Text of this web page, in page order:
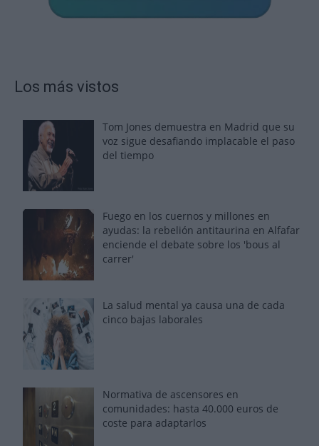
Los más vistos
Tom Jones demuestra en Madrid que su
voz sigue desafiando implacable el paso
del tiempo
Fuego en los cuernos y millones en
ayudas: la rebelión antitaurina en Alfafar
enciende el debate sobre los 'bous al
carrer'
La salud mental ya causa una de cada
cinco bajas laborales
Normativa de ascensores en
comunidades: hasta 40.000 euros de
coste para adaptarlos